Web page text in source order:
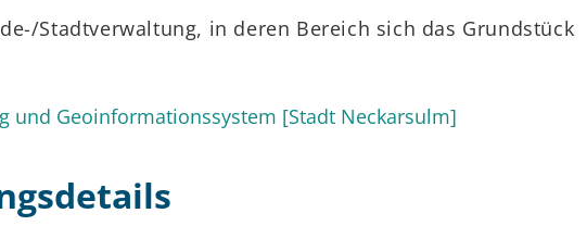
Stadtverwaltung, in deren Bereich sich das Grundstück
und Geoinformationssystem [Stadt Neckarsulm]